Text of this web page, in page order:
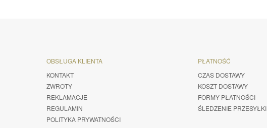
OBSŁUGA KLIENTA
KONTAKT
ZWROTY
REKLAMACJE
REGULAMIN
POLITYKA PRYWATNOŚCI
PŁATNOŚĆ
CZAS DOSTAWY
KOSZT DOSTAWY
FORMY PŁATNOŚCI
ŚLEDZENIE PRZESYŁKI